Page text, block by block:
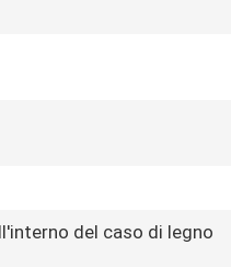
del caso di legno